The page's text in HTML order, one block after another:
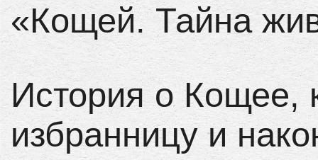
«Кощей. Тайна
История о Кощее,
избранницу и